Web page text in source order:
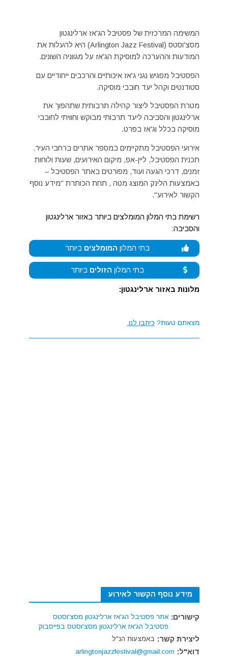
המשימה המרכזית של פסטיבל הג'אז ארלינגטון
מסצ'וסטס (Arlington Jazz Festival) היא להעלות את
המודעות וההערכה למוסיקת הג'אז על מגווניה השונים.
הפסטיבל מפגיש נגני ג'אז איכותיים והרכבים ייחודיים עם
סטודנטים וקהל יעד חובבי מוסיקה.
מטרת הפסטיבל ליצור קהילה תרבותית שתהפוך את
ארלינגטון והסביבה ליעד תרבותי מבוקש וחוויתי לחובבי
מוסיקה בכלל וג'אז בפרט.
אירועי הפסטיבל מתקיימים במספר אתרים ברחבי העיר.
תכנית הפסטיבל, ליין-אפ, מיקום האירועים, שעות ולוחות
זמנים, דרכי הגעה ועוד, מפורטים באתר הפסטיבל –
באמצעות הלינק המוצג מטה , תחת הכותרת "מידע נוסף
הקשור לאירוע".
רשימת בתי המלון המומלצים ביותר באזור ארלינגטון
והסביבה:
בתי המלון המומלצים ביותר
בתי המלון הזולים ביותר
מלונות באזור ארלינגטון:
מצאתם טעות? כיתבו לנו.
מידע נוסף הקשור לאירוע
קישורים: אתר פסטיבל הג'אז ארלינגטון מסצ'וסטס
פסטיבל הג'אז ארלינגטון מסצ'וסטס בפייסבוק
ליצירת קשר: באמצעות הנ"ל
דוא"ל: arlingtonjazzfestival@gmail.com